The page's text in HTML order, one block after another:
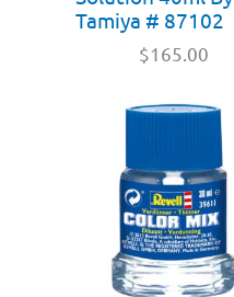
Tamiya # 87102
$165.00